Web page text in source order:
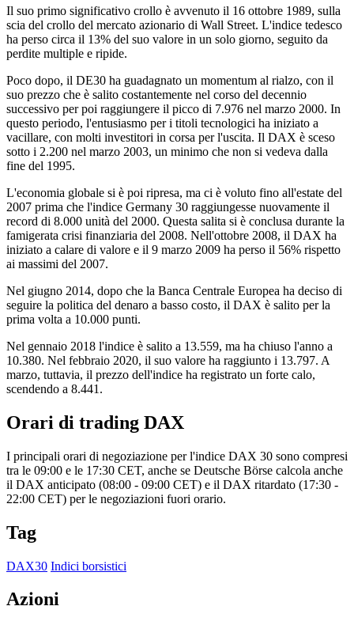
Il suo primo significativo crollo è avvenuto il 16 ottobre 1989, sulla
scia del crollo del mercato azionario di Wall Street. L'indice tedesco
ha perso circa il 13% del suo valore in un solo giorno, seguito da
perdite multiple e ripide.
Poco dopo, il DE30 ha guadagnato un momentum al rialzo, con il
suo prezzo che è salito costantemente nel corso del decennio
successivo per poi raggiungere il picco di 7.976 nel marzo 2000. In
questo periodo, l'entusiasmo per i titoli tecnologici ha iniziato a
vacillare, con molti investitori in corsa per l'uscita. Il DAX è sceso
sotto i 2.200 nel marzo 2003, un minimo che non si vedeva dalla
fine del 1995.
L'economia globale si è poi ripresa, ma ci è voluto fino all'estate del
2007 prima che l'indice Germany 30 raggiungesse nuovamente il
record di 8.000 unità del 2000. Questa salita si è conclusa durante la
famigerata crisi finanziaria del 2008. Nell'ottobre 2008, il DAX ha
iniziato a calare di valore e il 9 marzo 2009 ha perso il 56% rispetto
ai massimi del 2007.
Nel giugno 2014, dopo che la Banca Centrale Europea ha deciso di
seguire la politica del denaro a basso costo, il DAX è salito per la
prima volta a 10.000 punti.
Nel gennaio 2018 l'indice è salito a 13.559, ma ha chiuso l'anno a
10.380. Nel febbraio 2020, il suo valore ha raggiunto i 13.797. A
marzo, tuttavia, il prezzo dell'indice ha registrato un forte calo,
scendendo a 8.441.
Orari di trading DAX
I principali orari di negoziazione per l'indice DAX 30 sono compresi
tra le 09:00 e le 17:30 CET, anche se Deutsche Börse calcola anche
il DAX anticipato (08:00 - 09:00 CET) e il DAX ritardato (17:30 -
22:00 CET) per le negoziazioni fuori orario.
Tag
DAX30 Indici borsistici
Azioni